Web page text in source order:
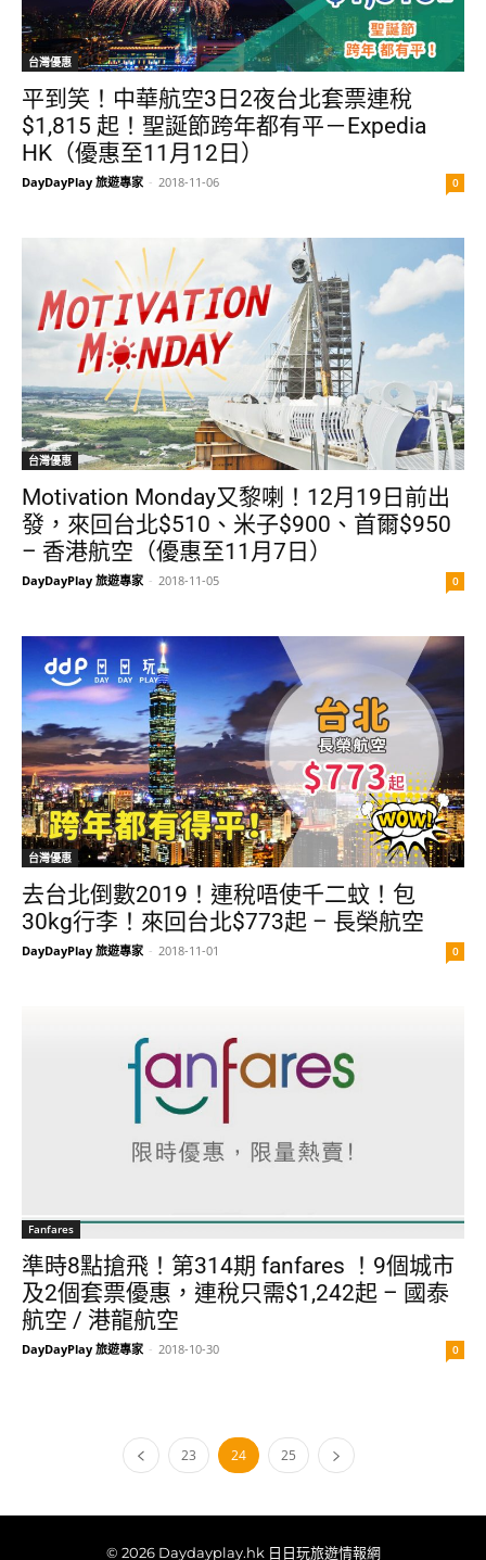
台灣優惠
平到笑！中華航空3日2夜台北套票連稅
$1,815 起！聖誕節跨年都有平－Expedia
HK（優惠至11月12日）
DayDayPlay 旅遊專家 - 2018-11-06 0
台灣優惠
Motivation Monday又黎喇！12月19日前出
發，來回台北$510、米子$900、首爾$950
– 香港航空（優惠至11月7日）
DayDayPlay 旅遊專家 - 2018-11-05 0
台灣優惠
去台北倒數2019！連稅唔使千二蚊！包
30kg行李！來回台北$773起 – 長榮航空
DayDayPlay 旅遊專家 - 2018-11-01 0
Fanfares
準時8點搶飛！第314期 fanfares ！9個城市
及2個套票優惠，連稅只需$1,242起 – 國泰
航空 / 港龍航空
DayDayPlay 旅遊專家 - 2018-10-30 0
23 24 25
© 2026 Daydayplay.hk 日日玩旅遊情報網